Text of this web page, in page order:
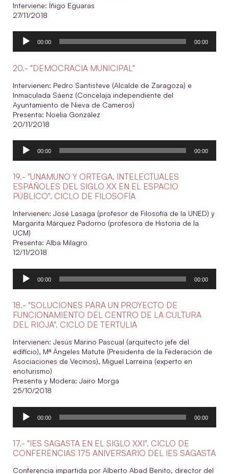
Interviene: Íñigo Eguaras
27/11/2018
Reproductor
00:00 00:00
20.- "DEMOCRACIA MUNICIPAL"
Intervienen: Pedro Santisteve (Alcalde de Zaragoza) e
Inmaculada Sáenz (Concelaja independiente del
Ayuntamiento de Nieva de Cameros)
Presenta: Noelia González
20/11/2018
Reproductor
00:00 00:00
19.- "UNAMUNO Y ORTEGA. INTELECTUALES
ESPAÑOLES DEL SIGLO XX EN EL ESPACIO
PÚBLICO". CICLO DE FILOSOFÍA
Intervienen: José Lasaga (profesor de Filosofía de la UNED) y
Margarita Márquez Padorno (profesora de Historia de la
UCM)
Presenta: Alba Milagro
12/11/2018
Reproductor
00:00 00:00
18.- "SOLUCIONES PARA UN PROYECTO DE
FUNCIONAMIENTO DEL CENTRO DE LA CULTURA
DEL RIOJA". CICLO DE TERTULIA
Intervienen: Jesús Marino Pascual (arquitecto jefe del
edificio), Mª Ángeles Matute (Presidenta de la Federación de
Asociaciones de Vecinos), Miguel Larreina (experto en
enoturismo)
Presenta y Modera: Jairo Morga
25/10/2018
Reproductor
00:00 00:00
17.- "IES SAGASTA EN EL SIGLO XXI". CICLO DE
CONFERENCIAS 175 ANIVERSARIO DEL IES SAGASTA
Conferencia impartida por Alberto Abad Benito, director del